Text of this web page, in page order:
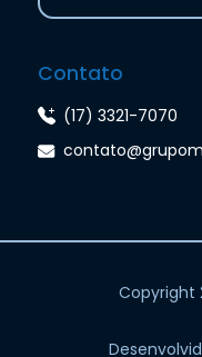
Contato
(17) 3321-7070
Copyright